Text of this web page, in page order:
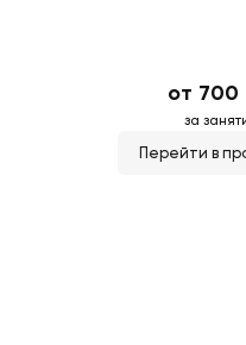
от 700
за
Перейти в